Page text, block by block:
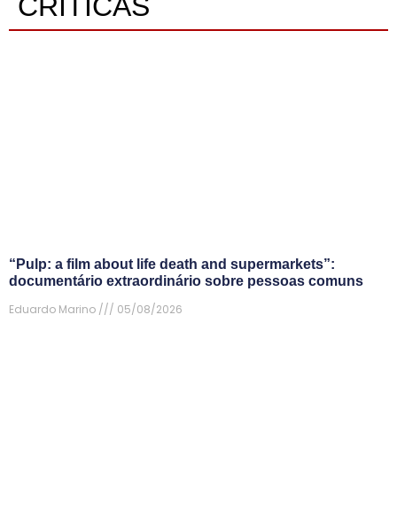
“Pulp: a film about life death and supermarkets”:
documentário extraordinário sobre pessoas comuns
Eduardo Marino
05/08/2026